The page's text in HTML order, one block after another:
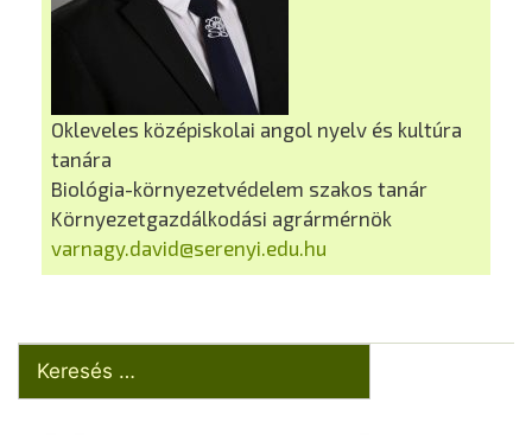
Okleveles középiskolai angol nyelv és kultúra
tanára
Biológia-környezetvédelem szakos tanár
Környezetgazdálkodási agrármérnök
varnagy.david@serenyi.edu.hu